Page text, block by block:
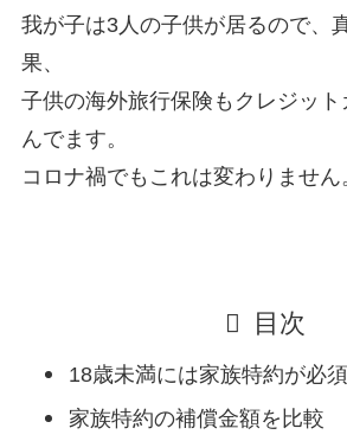
我が子は3人の子供が居るので、
果、
子供の海外旅行保険もクレジッ
んでます。
コロナ禍でもこれは変わりません
目次
18歳未満には家族特約が必須
家族特約の補償金額を比較